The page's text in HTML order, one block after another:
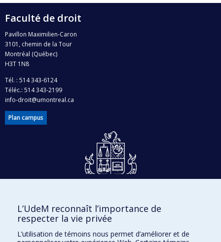
Faculté de droit
Pavillon Maximilien-Caron
3101, chemin de la Tour
Montréal (Québec)
H3T 1N8
Tél. : 514 343-6124
Téléc.: 514 343-2199
info-droit@umontreal.ca
Plan campus
Accès protégé
L’UdeM reconnaît l’importance de
respecter la vie privée
L’utilisation de témoins nous permet d’améliorer et de